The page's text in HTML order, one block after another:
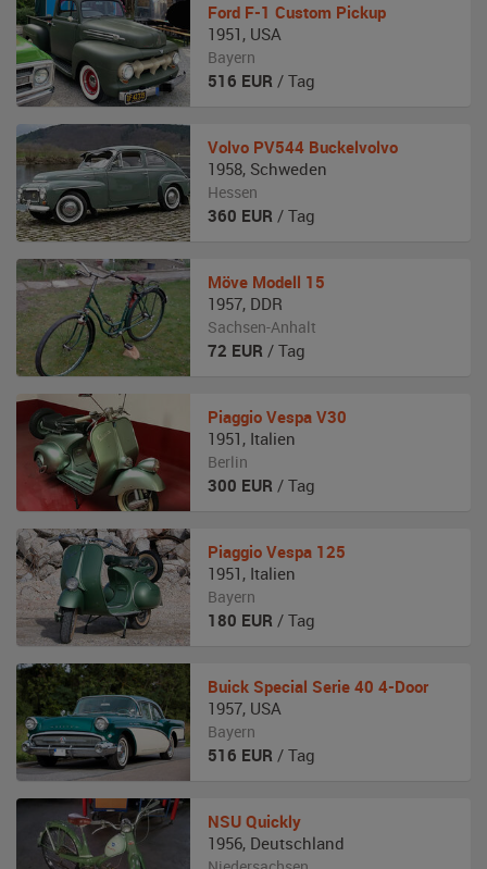
Ford F-1 Custom Pickup
1951 , USA
Bayern
516 EUR / Tag
Volvo PV544 Buckelvolvo
1958, Schweden
Hessen
360 EUR / Tag
Möve Modell 15
1957, DDR
Sachsen-Anhalt
72 EUR / Tag
Piaggio Vespa V30
1951 , Italien
Berlin
300 EUR / Tag
Piaggio Vespa 125
1951 , Italien
Bayern
180 EUR / Tag
Buick Special Serie 40 4-Door
1957, USA
Bayern
516 EUR / Tag
NSU Quickly
1956, Deutschland